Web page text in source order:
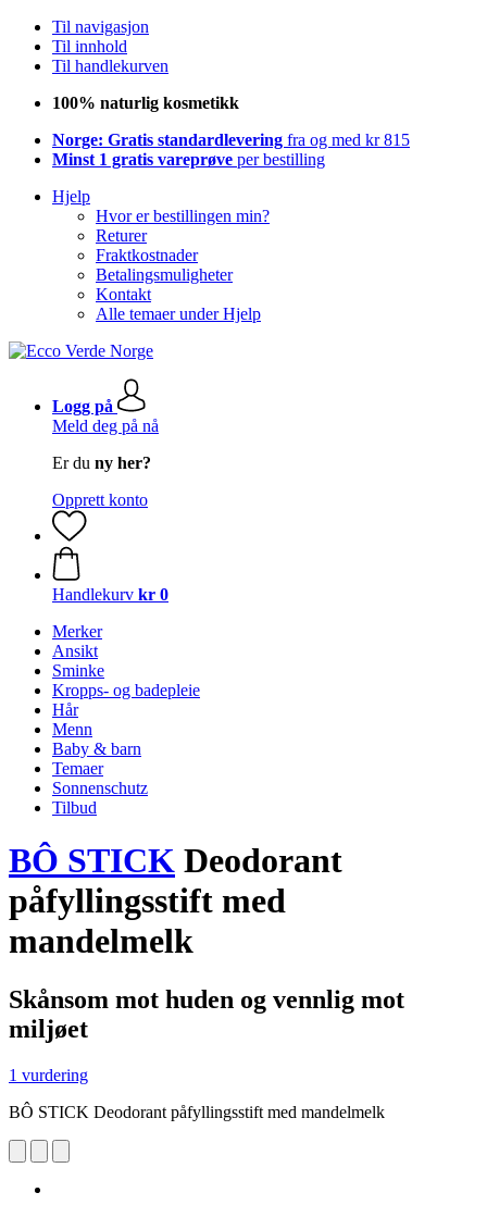
Til navigasjon
Til innhold
Til handlekurven
100% naturlig kosmetikk
Norge: Gratis standardlevering fra og med kr 815
Minst 1 gratis vareprøve per bestilling
Hjelp
Hvor er bestillingen min?
Returer
Fraktkostnader
Betalingsmuligheter
Kontakt
Alle temaer under Hjelp
Logg på
Meld deg på nå
Er du ny her?
Opprett konto
Handlekurv kr 0
Merker
Ansikt
Sminke
Kropps- og badepleie
Hår
Menn
Baby & barn
Temaer
Sonnenschutz
Tilbud
BÔ STICK Deodorant
påfyllingsstift med
mandelmelk
Skånsom mot huden og vennlig mot
miljøet
1 vurdering
BÔ STICK Deodorant påfyllingsstift med mandelmelk